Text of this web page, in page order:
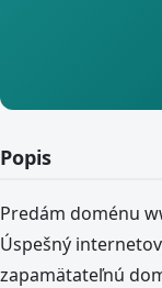
Popis
Predám doménu
Úspešný
zapamätateľnú